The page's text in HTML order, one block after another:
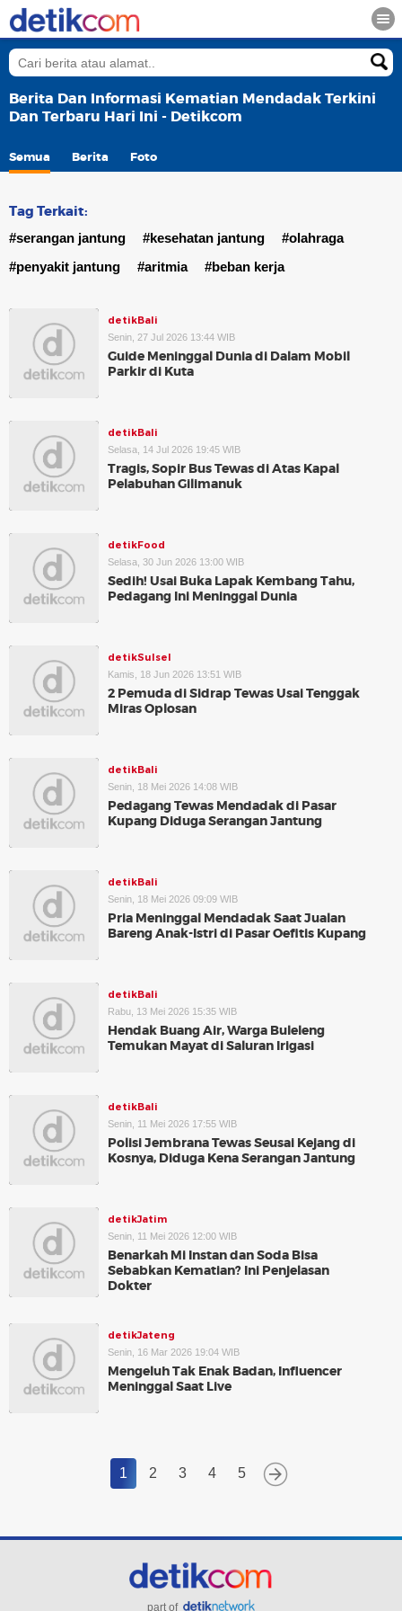
Berita Dan Informasi Kematian Mendadak Terkini
Dan Terbaru Hari Ini - Detikcom
Semua Berita Foto
Tag Terkait:
#serangan jantung #kesehatan jantung
#olahraga
#penyakit jantung
#aritmia #beban kerja
detikBali
Senin, 27 Jul 2026 13:44 WIB
Guide Meninggal Dunia di Dalam Mobil
Parkir di Kuta
detikBali
Selasa, 14 Jul 2026 19:45 WIB
Tragis, Sopir Bus Tewas di Atas Kapal
Pelabuhan Gilimanuk
detikFood
Selasa, 30 Jun 2026 13:00 WIB
Sedih! Usai Buka Lapak Kembang Tahu,
Pedagang Ini Meninggal Dunia
detikSulsel
Kamis, 18 Jun 2026 13:51 WIB
2 Pemuda di Sidrap Tewas Usai Tenggak
Miras Oplosan
detikBali
Senin, 18 Mei 2026 14:08 WIB
Pedagang Tewas Mendadak di Pasar
Kupang Diduga Serangan Jantung
detikBali
Senin, 18 Mei 2026 09:09 WIB
Pria Meninggal Mendadak Saat Jualan
Bareng Anak-Istri di Pasar Oefitis Kupang
detikBali
Rabu, 13 Mei 2026 15:35 WIB
Hendak Buang Air, Warga Buleleng
Temukan Mayat di Saluran Irigasi
detikBali
Senin, 11 Mei 2026 17:55 WIB
Polisi Jembrana Tewas Seusai Kejang di
Kosnya, Diduga Kena Serangan Jantung
detikJatim
Senin, 11 Mei 2026 12:00 WIB
Benarkah Mi Instan dan Soda Bisa
Sebabkan Kematian? Ini Penjelasan
Dokter
detikJateng
Senin, 16 Mar 2026 19:04 WIB
Mengeluh Tak Enak Badan, Influencer
Meninggal Saat Live
1 2 3 4 5
part of